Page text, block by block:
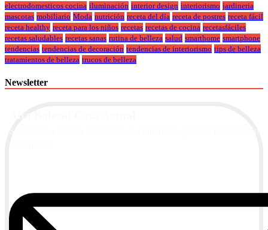
electrodomesticos cocina iluminación interior design interiorismo jardineria
mascotas mobiliario Moda nutrición receta del día receta de postres receta fácil
receta healthy receta para los niños recetas recetas de cocina recetasfáciles
recetas saludables recetas sanas rutina de belleza salud smarthome smartphone
tendencias tendencias de decoración tendencias de interiorismo tips de belleza
tratamientos de belleza trucos de belleza
Newsletter